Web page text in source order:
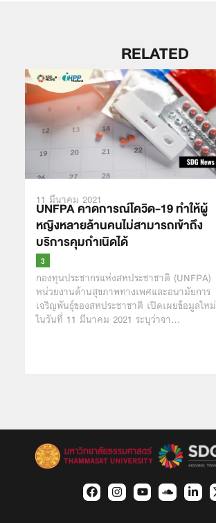
RELATED
11 มีนาคม 2021
UNFPA คาดการณ์โควิด-19 ทำให้ผู้
หญิงหลายล้านคนไม่สามารถเข้าถึง
บริการคุมกำเนิดได้
กองทุนประชากรแห่งสหประชาชาติ (UNFPA)
หน่วยงานด้านสุขภาพทางเพศและอนามัยการ
เจริญพันธุ์ของสหประชาชาติ เปิดเผยข้อมูลใหม่
ในวันที่ 11 มีนาคม 2021 ระบุว่าจา…